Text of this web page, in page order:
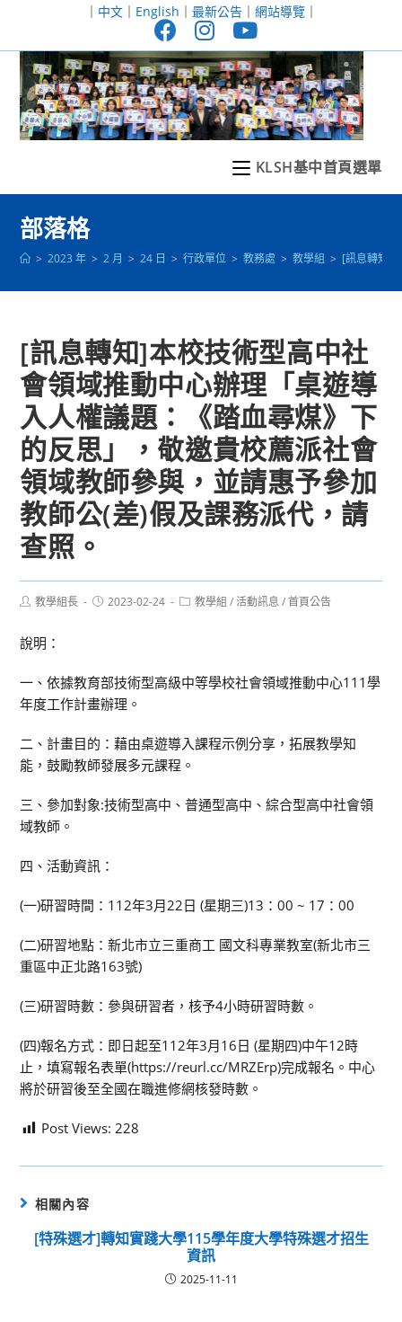
至
｜ 中文｜ English ｜ 最新公告｜ 網站導覽｜
KLSH基中首頁選單
部落格
> 2023 年 > 2 月 > 24 日 > 行政單位 > 教務處 > 教學組 > [訊息轉知]
[訊息轉知]本校技術型高中社
會領域推動中心辦理「桌遊導
入人權議題：《踏血尋煤》下
的反思」，敬邀貴校薦派社會
領域教師參與，並請惠予參加
教師公(差)假及課務派代，請
查照。
Post教學組長
Post2023-02-24
Post教學組 / 活動訊息 / 首頁公告
說明：
一、依據教育部技術型高級中等學校社會領域推動中心111學
年度工作計畫辦理。
二、計畫目的：藉由桌遊導入課程示例分享，拓展教學知
能，鼓勵教師發展多元課程。
三、參加對象:技術型高中、普通型高中、綜合型高中社會領
域教師。
四、活動資訊：
(一)研習時間：112年3月22日 (星期三)13：00 ~ 17：00
(二)研習地點：新北市立三重商工 國文科專業教室(新北市三
重區中正北路163號)
(三)研習時數：參與研習者，核予4小時研習時數。
(四)報名方式：即日起至112年3月16日 (星期四)中午12時
止，填寫報名表單(https://reurl.cc/MRZErp)完成報名。中心
將於研習後至全國在職進修網核發時數。
Post Views: 228
相關內容
[特殊選才]轉知實踐大學115學年度大學特殊選才招生
資訊
2025-11-11